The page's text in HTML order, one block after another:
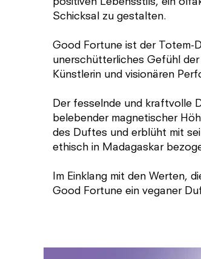
positiven Lebensstils, ein
Schicksal zu gestalten.
Good Fortune ist der Totem-
unerschütterliches Gefühl
Künstlerin und visionären
Der fesselnde und kraftvolle
belebender magnetischer
des Duftes und erblüht mit
ethisch in Madagaskar
Im Einklang mit den Werten,
Good Fortune ein veganer